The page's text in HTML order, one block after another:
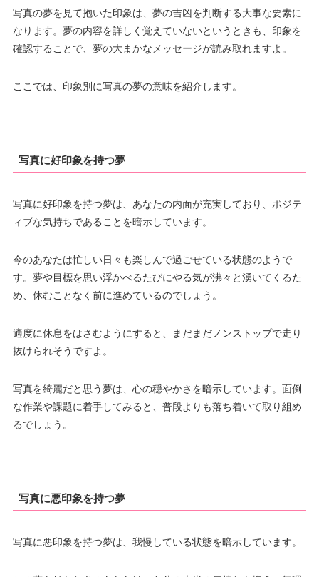
写真の夢を見て抱いた印象は、夢の吉凶を判断する大事な要素に
なります。夢の内容を詳しく覚えていないというときも、印象を
確認することで、夢の大まかなメッセージが読み取れますよ。
ここでは、印象別に写真の夢の意味を紹介します。
写真に好印象を持つ夢
写真に好印象を持つ夢は、あなたの内面が充実しており、ポジテ
ィブな気持ちであることを暗示しています。
今のあなたは忙しい日々も楽しんで過ごせている状態のようで
す。夢や目標を思い浮かべるたびにやる気が沸々と湧いてくるた
め、休むことなく前に進めているのでしょう。
適度に休息をはさむようにすると、まだまだノンストップで走り
抜けられそうですよ。
写真を綺麗だと思う夢は、心の穏やかさを暗示しています。面倒
な作業や課題に着手してみると、普段よりも落ち着いて取り組め
るでしょう。
写真に悪印象を持つ夢
写真に悪印象を持つ夢は、我慢している状態を暗示しています。